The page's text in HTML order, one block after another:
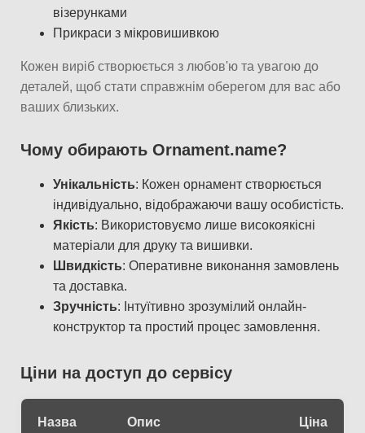
візерунками
Прикраси з мікровишивкою
Кожен виріб створюється з любов'ю та увагою до
деталей, щоб стати справжнім оберегом для вас або
ваших близьких.
Чому обирають Ornament.name?
Унікальність: Кожен орнамент створюється
індивідуально, відображаючи вашу особистість.
Якість: Використовуємо лише високоякісні
матеріали для друку та вишивки.
Швидкість: Оперативне виконання замовлень
та доставка.
Зручність: Інтуїтивно зрозумілий онлайн-
конструктор та простий процес замовлення.
Ціни на доступ до сервісу
Назва Опис Ціна